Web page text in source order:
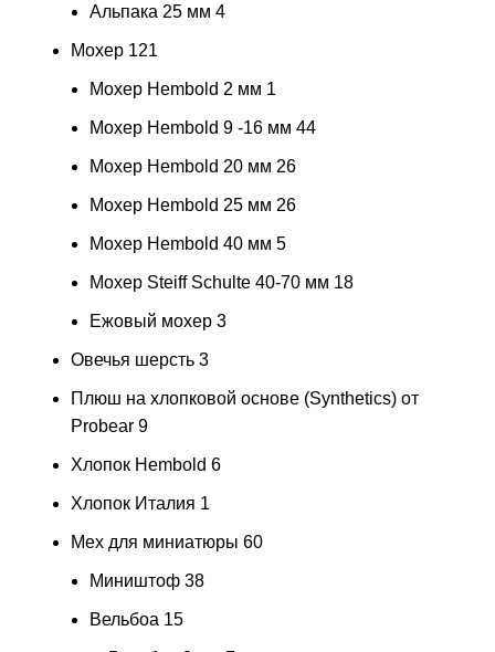
Альпака 25 мм 4
Мохер 121
Мохер Hembold 2 мм 1
Мохер Hembold 9 -16 мм 44
Мохер Hembold 20 мм 26
Мохер Hembold 25 мм 26
Мохер Hembold 40 мм 5
Мохер Steiff Schulte 40-70 мм 18
Ежовый мохер 3
Овечья шерсть 3
Плюш на хлопковой основе (Synthetics) от
Probear 9
Хлопок Hembold 6
Хлопок Италия 1
Мех для миниатюры 60
Миништоф 38
Вельбоа 15